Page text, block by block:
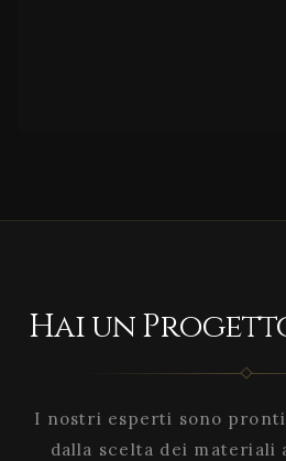
Hai un
I nostri esperti sono
dalla scelta dei materiali